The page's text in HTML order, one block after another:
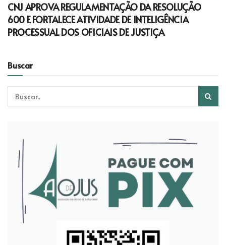
CNJ APROVA REGULAMENTAÇÃO DA RESOLUÇÃO
600 E FORTALECE ATIVIDADE DE INTELIGÊNCIA
PROCESSUAL DOS OFICIAIS DE JUSTIÇA
Buscar